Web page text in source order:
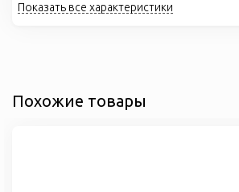
Показать все характеристики
Похожие товары